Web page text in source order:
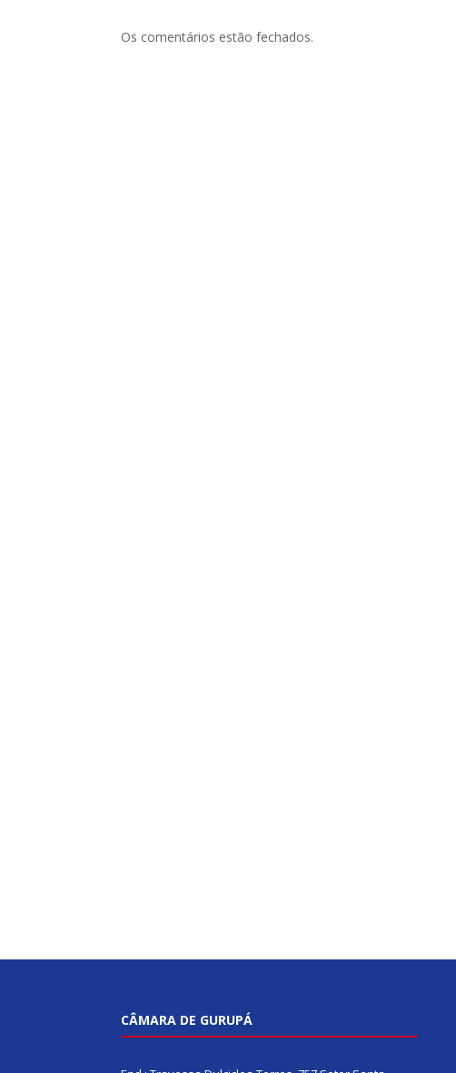
Os comentários estão fechados.
CÂMARA DE GURUPÁ